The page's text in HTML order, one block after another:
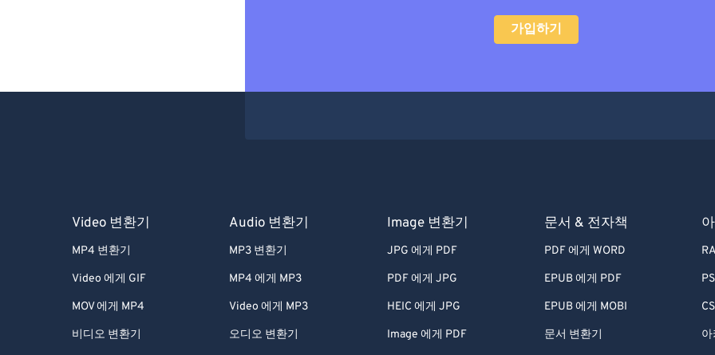
가입하기
Video 변환기
MP4 변환기
Video 에게 GIF
MOV 에게 MP4
비디오 변환기
Audio 변환기
MP3 변환기
MP4 에게 MP3
Video 에게 MP3
오디오 변환기
Image 변환기
JPG 에게 PDF
PDF 에게 JPG
HEIC 에게 JPG
Image 에게 PDF
문서 & 전자책
PDF 에게 WORD
EPUB 에게 PDF
EPUB 에게 MOBI
문서 변환기 아